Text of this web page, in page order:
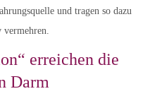
und tragen so dazu
vermehren.
erreichen die
Darm